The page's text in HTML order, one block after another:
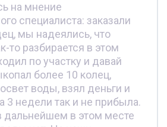
на мнение
специалиста: заказали
мы надеялись, что
то разбирается в этом
по участку и давай
более 10 колец,
воды, взял деньги и
3 недели так и не прибыла.
дальнейшем в этом месте